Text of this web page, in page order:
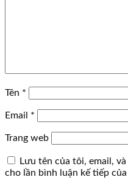
Tên *
Email *
Trang web
Lưu tên của tôi, email,
cho lần bình luận kế tiếp